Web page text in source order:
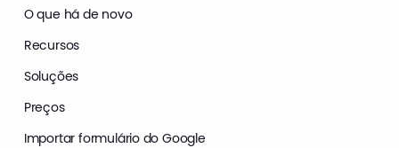
O que há de novo
Recursos
Soluções
Preços
Importar formulário do Google